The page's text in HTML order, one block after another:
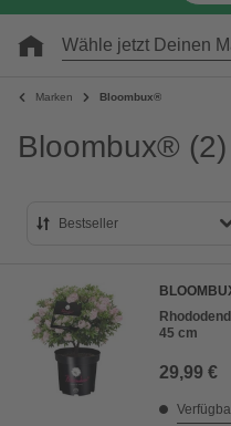
Wähle jetzt Deinen
Marken Bloombux®
Bloombux® (2)
Bestseller
Preis aufsteigend
Preis absteigend
Bewertung
45 cm
29,99 €